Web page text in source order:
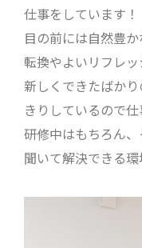
仕事をしています！
目の前には自然豊
転換やよいリフレッ
新しくできたばか
きりしているので
研修中はもちろん
聞いて解決できる